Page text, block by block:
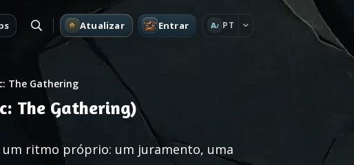
Atualizar Entrar A PT
The Gathering
The Gathering)
um ritmo próprio: um juramento, uma